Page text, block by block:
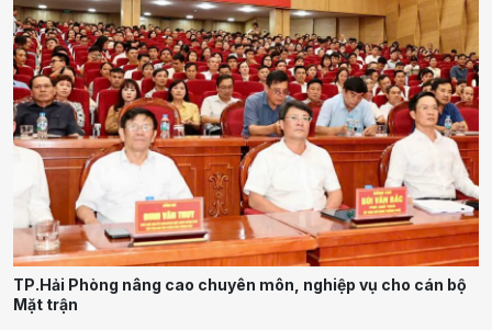
TP.Hải Phòng nâng cao chuyên môn, nghiệp vụ cho cán bộ
Mặt trận